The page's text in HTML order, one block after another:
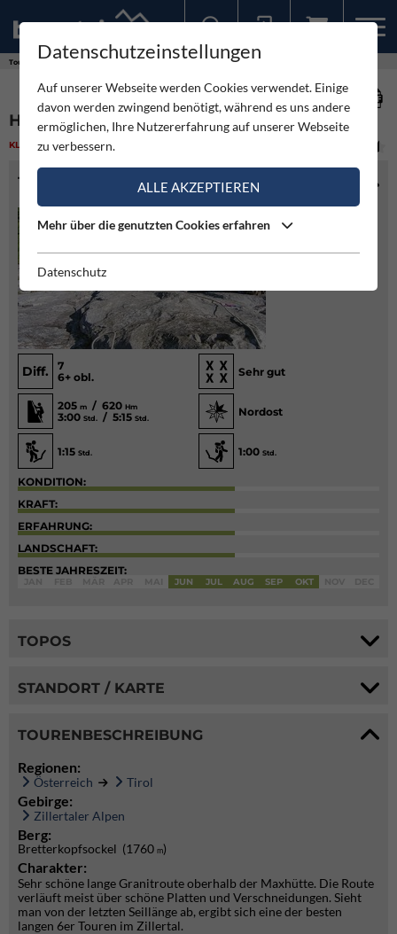
Touren
HAMMER UND SICHEL - ZILLERTAL
KLETTERN MITTEL
TOURENINFO
Diff.
7
6+ obl.
Sehr gut
205 m / 620 Hm
3:00 Std. / 5:15 Std.
Nordost
1:15 Std. 1:00 Std.
KONDITION:
KRAFT:
ERFAHRUNG:
LANDSCHAFT:
BESTE JAHRESZEIT:
JUN JUL AUG SEP OKT
TOPOS
STANDORT / KARTE
TOURENBESCHREIBUNG
Regionen:
Österreich Tirol
Gebirge:
Zillertaler Alpen
Berg:
Bretterkopfsockel (1760 m)
Charakter:
Sehr schöne lange Granitroute oberhalb der Maxhütte. Die Route
verläuft meist über schöne Platten und Verschneidungen. Sieht
man von der letzten Seillänge ab, ergibt sich eine der besten
langen 6er Touren im Zillertal.
Datenschutzeinstellungen
Auf unserer Webseite werden Cookies verwendet. Einige
davon werden zwingend benötigt, während es uns andere
ermöglichen, Ihre Nutzererfahrung auf unserer Webseite
zu verbessern.
ALLE AKZEPTIEREN
Mehr über die genutzten Cookies erfahren
Datenschutz